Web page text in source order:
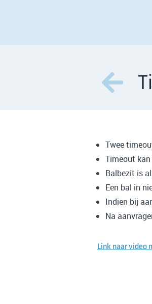
Twee
Timeout
Balbezit is
Een bal in
Indien bij
Na
Link naar video